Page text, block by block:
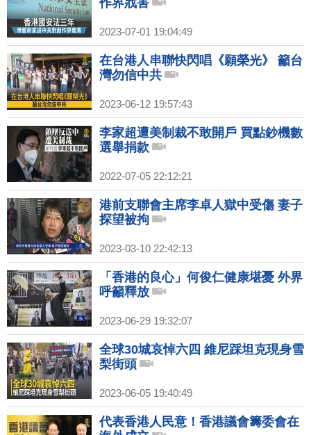
作界戕害
2023-07-01 19:04:49
在台港人串聯快閃唱《願榮光》 籲台
灣勿信中共
2023-06-12 19:57:43
李家超遭美制裁不敢開戶 買點鈔機數
選舉捐款
2022-07-05 22:12:21
港前支聯會主席李卓人獄中受傷 妻子
探望被拘
2023-03-10 22:42:13
「香港的良心」何俊仁健康堪憂 外界
呼籲釋放
2023-06-29 19:32:07
全球30城哀悼六四 維尼踩坦克現身雪
梨街頭
2023-06-05 19:40:49
代表香港人民意！香港議會籌委會在